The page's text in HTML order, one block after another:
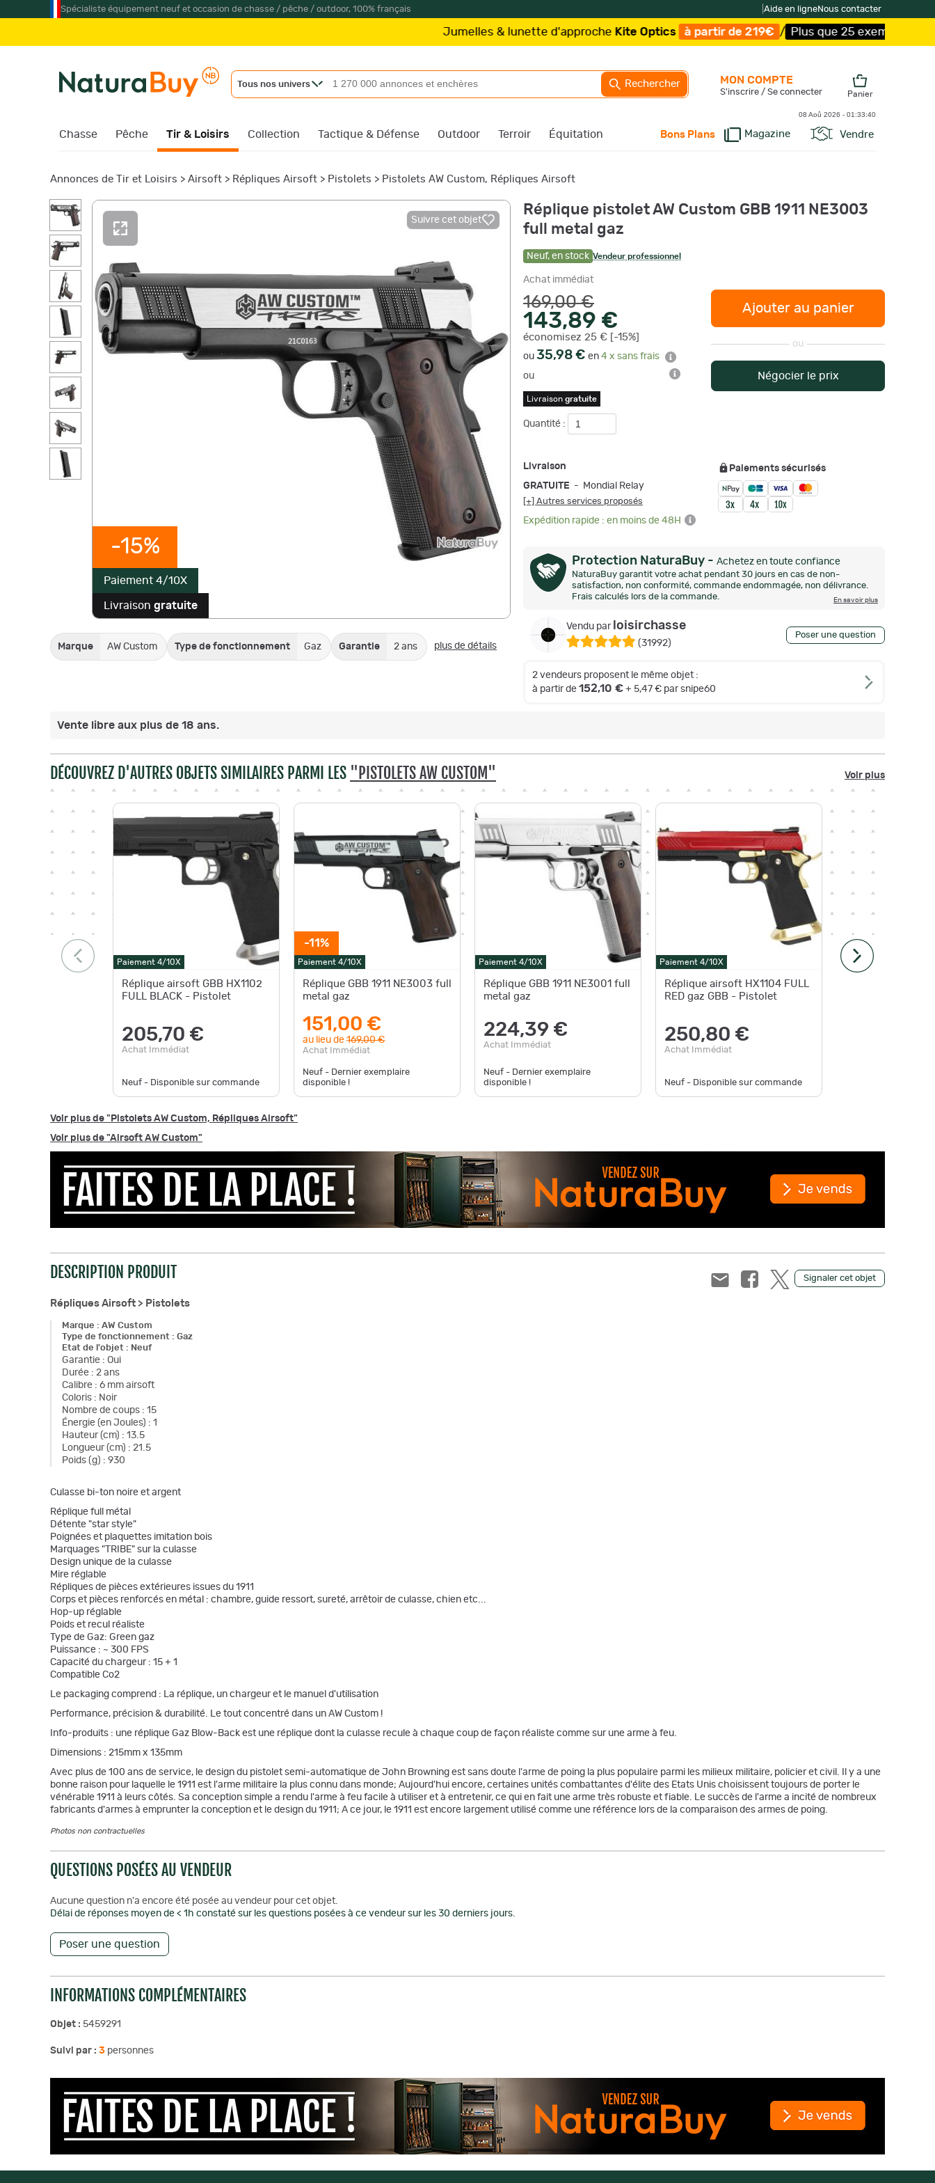
Spécialiste équipement neuf et occasion de chasse / pêche / outdoor, 100% français Aide en ligneNous contacter
Jumelles & lunette d'approcheKite Optics à partir de 219€ / Plus que 25 exemplaires ! /Livraison
Tous nos univers Rechercher
Chasse Pêche Tir & Loisirs Collection Tactique & Défense Outdoor Terroir Équitation Bons Plans Magazine Vendre
MON COMPTE
S'inscrire / Se connecter Panier
08 Aoû 2026 - 01:33:41
Annonces de Tir et Loisirs > Airsoft > Répliques Airsoft > Pistolets > Pistolets AW Custom, Répliques Airsoft
-15%
Paiement 4/10X
Livraison gratuite
Suivre cet objet
Marque AW Custom Type de fonctionnement Gaz Garantie 2 ans plus de détails
Réplique pistolet AW Custom GBB 1911 NE3003
full metal gaz
Neuf, en stock Vendeur professionnel
Achat immédiat
169,00 €
143,89 €
économisez 25 € [-15%]
ou 35,98 € en 4 x sans frais
ou
Livraison gratuite
Quantité :
Ajouter au panier
ou
Négocier le prix
Livraison
GRATUITE - Mondial Relay
[+] Autres services proposés
Expédition rapide : en moins de 48H
Paiements sécurisés
Protection NaturaBuy - Achetez en toute confiance
NaturaBuy garantit votre achat pendant 30 jours en cas de non-
satisfaction, non conformité, commande endommagée, non délivrance.
Frais calculés lors de la commande.
En savoir plus
Vendu par loisirchasse
(31992)
Poser une question
2 vendeurs proposent le même objet :
à partir de 152,10 € + 5,47 € par snipe60
Vente libre aux plus de 18 ans.
DÉCOUVREZ D'AUTRES OBJETS SIMILAIRES PARMI LES "PISTOLETS AW CUSTOM" Voir plus
Paiement 4/10X
Réplique airsoft GBB HX1102
FULL BLACK - Pistolet
205,70 €
Achat Immédiat
Neuf - Disponible sur commande
-11%
Paiement 4/10X
Réplique GBB 1911 NE3003 full
metal gaz
151,00 €
au lieu de 169,00 €
Achat Immédiat
Neuf - Dernier exemplaire
disponible !
Paiement 4/10X
Réplique GBB 1911 NE3001 full
metal gaz
224,39 €
Achat Immédiat
Neuf - Dernier exemplaire
disponible !
Paiement 4/10X
Réplique airsoft HX1104 FULL
RED gaz GBB - Pistolet
250,80 €
Achat Immédiat
Neuf - Disponible sur commande
Voir plus de "Pistolets AW Custom, Répliques Airsoft"
Voir plus de "Airsoft AW Custom"
Signaler cet objet
DESCRIPTION PRODUIT
Répliques Airsoft > Pistolets
Marque : AW Custom
Type de fonctionnement : Gaz
Etat de l'objet : Neuf
Garantie : Oui
Durée : 2 ans
Calibre : 6 mm airsoft
Coloris : Noir
Nombre de coups : 15
Énergie (en Joules) : 1
Hauteur (cm) : 13.5
Longueur (cm) : 21.5
Poids (g) : 930
Culasse bi-ton noire et argent
Réplique full métal
Détente "star style"
Poignées et plaquettes imitation bois
Marquages "TRIBE" sur la culasse
Design unique de la culasse
Mire réglable
Répliques de pièces extérieures issues du 1911
Corps et pièces renforcés en métal : chambre, guide ressort, sureté, arrêtoir de culasse, chien etc...
Hop-up réglable
Poids et recul réaliste
Type de Gaz: Green gaz
Puissance : ~ 300 FPS
Capacité du chargeur : 15 + 1
Compatible Co2
Le packaging comprend : La réplique, un chargeur et le manuel d'utilisation
Performance, précision & durabilité. Le tout concentré dans un AW Custom !
Info-produits : une réplique Gaz Blow-Back est une réplique dont la culasse recule à chaque coup de façon réaliste comme sur une arme à feu.
Dimensions : 215mm x 135mm
Avec plus de 100 ans de service, le design du pistolet semi-automatique de John Browning est sans doute l'arme de poing la plus populaire parmi les milieux militaire, policier et civil. Il y a une
bonne raison pour laquelle le 1911 est l'arme militaire la plus connu dans monde; Aujourd'hui encore, certaines unités combattantes d'élite des Etats Unis choisissent toujours de porter le
vénérable 1911 à leurs côtés. Sa conception simple a rendu l'arme à feu facile à utiliser et à entretenir, ce qui en fait une arme très robuste et fiable. Le succès de l'arme a incité de nombreux
fabricants d'armes à emprunter la conception et le design du 1911; A ce jour, le 1911 est encore largement utilisé comme une référence lors de la comparaison des armes de poing.
Photos non contractuelles
QUESTIONS POSÉES AU VENDEUR
Aucune question n'a encore été posée au vendeur pour cet objet.
Délai de réponses moyen de < 1h constaté sur les questions posées à ce vendeur sur les 30 derniers jours.
Poser une question
INFORMATIONS COMPLÉMENTAIRES
Objet : 5459291
Suivi par : 3 personnes